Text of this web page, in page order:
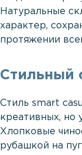
Натуральные
характер,
протяжении
Стильный
Стиль smart
креативных, но
Хлопковые
рубашкой на